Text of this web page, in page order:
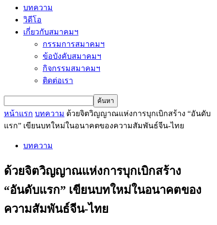
บทความ
วิดีโอ
เกี่ยวกับสมาคมฯ
กรรมการสมาคมฯ
ข้อบังคับสมาคมฯ
กิจกรรมสมาคมฯ
ติดต่อเรา
หน้าแรก บทความ ด้วยจิตวิญญาณแห่งการบุกเบิกสร้าง “อันดับ
แรก” เขียนบทใหม่ในอนาคตของความสัมพันธ์จีน-ไทย
บทความ
ด้วยจิตวิญญาณแห่งการบุกเบิกสร้าง
“อันดับแรก” เขียนบทใหม่ในอนาคตของ
ความสัมพันธ์จีน-ไทย